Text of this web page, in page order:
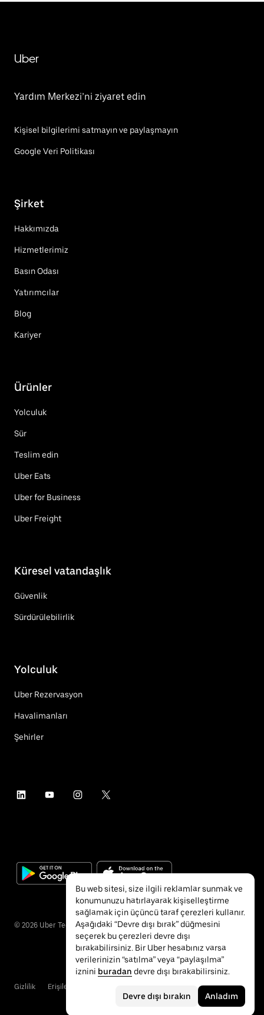
Uber
Yardım Merkezi’ni ziyaret edin
Kişisel bilgilerimi satmayın ve paylaşmayın
Google Veri Politikası
Şirket
Hakkımızda
Hizmetlerimiz
Basın Odası
Yatırımcılar
Blog
Kariyer
Ürünler
Yolculuk
Sür
Teslim edin
Uber Eats
Uber for Business
Uber Freight
Küresel vatandaşlık
Güvenlik
Sürdürülebilirlik
Yolculuk
Uber Rezervasyon
Havalimanları
Şehirler
© 2026 Uber Technologies Inc.
Gizlilik Erişilebilirlik
Bu web sitesi, size ilgili reklamlar sunmak ve
konumunuzu hatırlayarak kişiselleştirme
sağlamak için üçüncü taraf çerezleri kullanır.
Aşağıdaki “Devre dışı bırak” düğmesini
seçerek bu çerezleri devre dışı
bırakabilirsiniz. Bir Uber hesabınız varsa
verilerinizin “satılma” veya “paylaşılma”
iznini buradan devre dışı bırakabilirsiniz.
Devre dışı bırakın Anladım